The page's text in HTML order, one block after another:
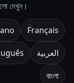
দেখুন।
Français
العربية
বাংলা